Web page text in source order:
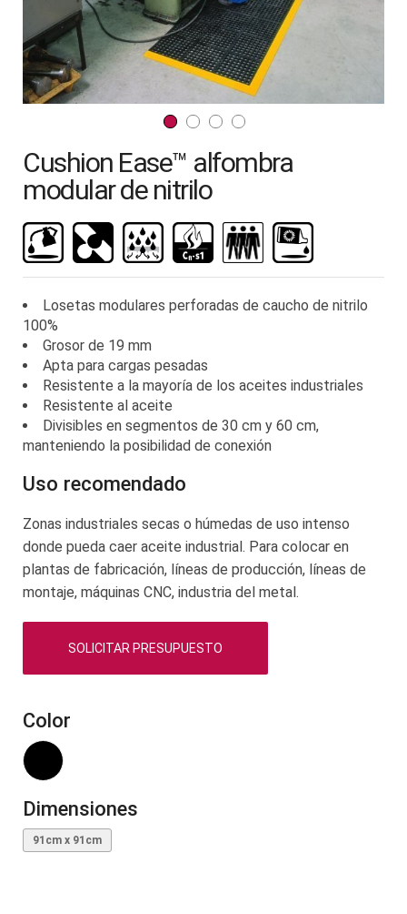
al
comienzo
de
la
galería
de
imágenes
Cushion Ease™ alfombra
modular de nitrilo
Losetas modulares perforadas de caucho de nitrilo
100%
Grosor de 19 mm
Apta para cargas pesadas
Resistente a la mayoría de los aceites industriales
Resistente al aceite
Divisibles en segmentos de 30 cm y 60 cm,
manteniendo la posibilidad de conexión
Uso recomendado
Zonas industriales secas o húmedas de uso intenso
donde pueda caer aceite industrial. Para colocar en
plantas de fabricación, líneas de producción, líneas de
montaje, máquinas CNC, industria del metal.
SOLICITAR PRESUPUESTO
Color
Dimensiones
91cm x 91cm